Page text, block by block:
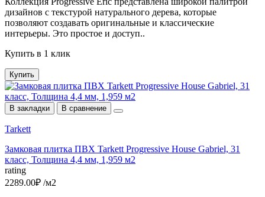
дизайнов c текстурой натурального дерева, которые
позволяют создавать оригинальные и классические
интерьеры. Это простое и доступ..
Купить в 1 клик
Купить
В закладки В сравнение
Tarkett
Замковая плитка ПВХ Tarkett Progressive House Gabriel, 31
класс, Толщина 4,4 мм, 1,959 м2
rating
2289.00₽ /м2